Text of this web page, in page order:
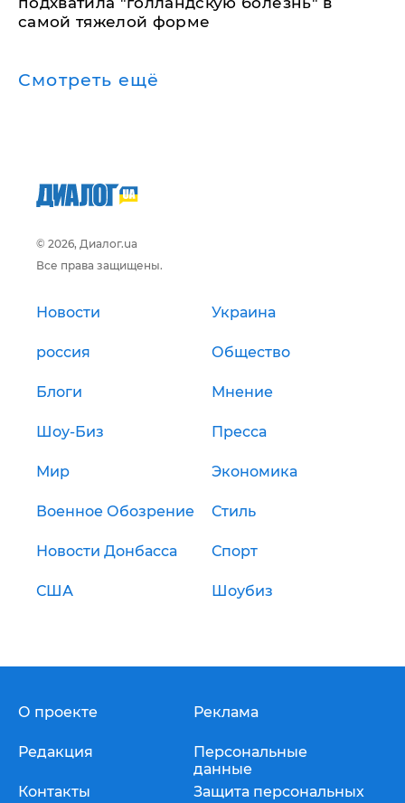
самой тяжелой форме
Смотреть ещё
© 2026, Диалог.ua
Все права защищены.
Новости Украина
россия Общество
Блоги Мнение
Шоу-Биз Пресса
Мир Экономика
Военное Обозрение Стиль
Новости Донбасса Спорт
США Шоубиз
О проекте
Редакция
Контакты
Реклама
Персональные
данные
Защита персональных